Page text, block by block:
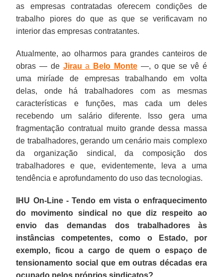
as empresas contratadas oferecem condições de
trabalho piores do que as que se verificavam no
interior das empresas contratantes.
Atualmente, ao olharmos para grandes canteiros de
obras — de Jiraua Belo Monte —, o que se vê é
uma miríade de empresas trabalhando em volta
delas, onde há trabalhadores com as mesmas
características e funções, mas cada um deles
recebendo um salário diferente. Isso gera uma
fragmentação contratual muito grande dessa massa
de trabalhadores, gerando um cenário mais complexo
da organização sindical, da composição dos
trabalhadores e que, evidentemente, leva a uma
tendência e aprofundamento do uso das tecnologias.
IHU On-Line - Tendo em vista o enfraquecimento
do movimento sindical no que diz respeito ao
envio das demandas dos trabalhadores às
instâncias competentes, como o Estado, por
exemplo, ficou a cargo de quem o espaço de
tensionamento social que em outras décadas era
ocupado pelos próprios sindicatos?